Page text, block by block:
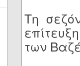
Τη
των